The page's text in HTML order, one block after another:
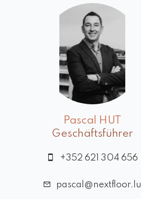
Pascal HUT
Geschäftsführer
+352 621 304 656
pascal@nextfloor.lu